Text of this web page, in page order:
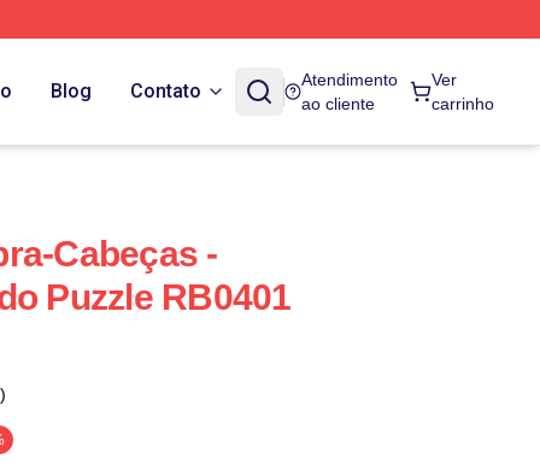
Blog Contato
Atendimento
ao cliente
Ver
carrinho
Cabeças -
Puzzle RB0401